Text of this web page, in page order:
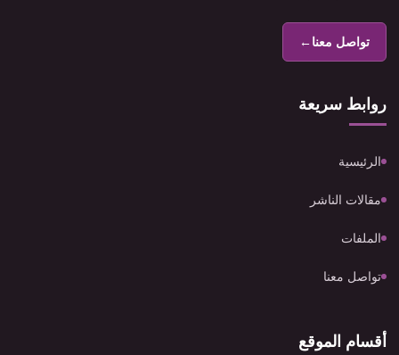
تواصل معنا←
روابط سريعة
الرئيسية
مقالات الناشر
الملفات
تواصل معنا
أقسام الموقع